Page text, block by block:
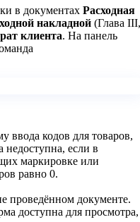
в документах Расходная
накладной (Глава III,
клиента. На панель
ввода кодов для товаров,
если в
маркировке или
равно 0.
проведённом документе.
доступна для просмотра,